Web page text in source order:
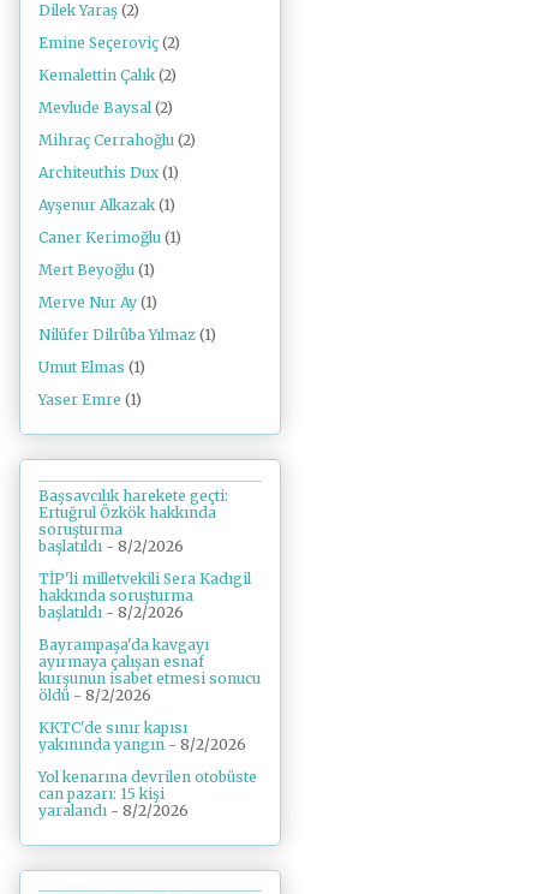
Dilek Yaraş (2)
Emine Seçeroviç (2)
Kemalettin Çalık (2)
Mevlude Baysal (2)
Mihraç Cerrahoğlu (2)
Architeuthis Dux (1)
Ayşenur Alkazak (1)
Caner Kerimoğlu (1)
Mert Beyoğlu (1)
Merve Nur Ay (1)
Nilüfer Dilrûba Yılmaz (1)
Umut Elmas (1)
Yaser Emre (1)
Başsavcılık harekete geçti:
Ertuğrul Özkök hakkında
soruşturma
başlatıldı - 8/2/2026
TİP'li milletvekili Sera Kadıgil
hakkında soruşturma
başlatıldı - 8/2/2026
Bayrampaşa'da kavgayı
ayırmaya çalışan esnaf
kurşunun isabet etmesi sonucu
öldü - 8/2/2026
KKTC'de sınır kapısı
yakınında yangın - 8/2/2026
Yol kenarına devrilen otobüste
can pazarı: 15 kişi
yaralandı - 8/2/2026